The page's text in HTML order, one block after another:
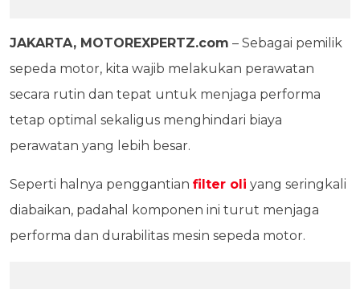
JAKARTA, MOTOREXPERTZ.com – Sebagai pemilik
sepeda motor, kita wajib melakukan perawatan
secara rutin dan tepat untuk menjaga performa
tetap optimal sekaligus menghindari biaya
perawatan yang lebih besar.
Seperti halnya penggantian filter oli yang seringkali
diabaikan, padahal komponen ini turut menjaga
performa dan durabilitas mesin sepeda motor.